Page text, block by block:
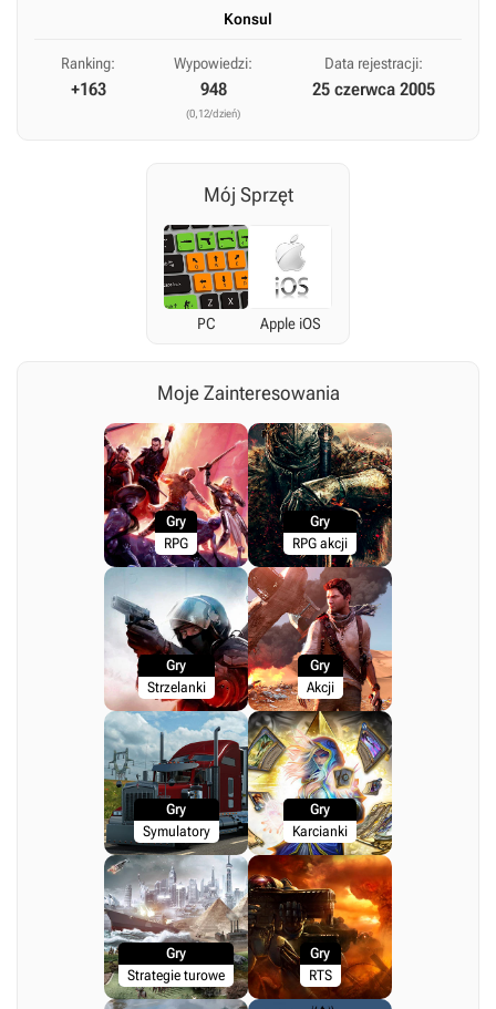
Konsul
Ranking:
+163
Wypowiedzi:
948
(0,12/dzień)
Data rejestracji:
25 czerwca 2005
Mój Sprzęt
PC Apple iOS
Moje Zainteresowania
Gry
RPG
Gry
RPG akcji
Gry
Strzelanki
Gry
Akcji
Gry
Symulatory
Gry
Karcianki
Gry
Strategie turowe
Gry
RTS